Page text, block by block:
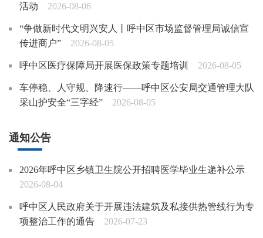
活动
2026-08-06
“争做新时代文明兴安人丨呼中区市场监督管理局诚信宣
传进商户”
2026-08-05
呼中区医疗保障局开展医保政策专题培训 2026-08-05
车停稳、人守规、降速行——呼中区公安局交通管理大队
采山护安全“三字经”
2026-08-05
通知公告
2026年呼中区乡镇卫生院公开招聘医学毕业生递补公示
2026-08-04
呼中区人民政府关于开展违法建筑及私接供热管线行为专
项整治工作的通告
2026-07-23